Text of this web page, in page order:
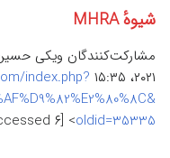
شیوهٔ MHRA
مشارکت‌کنندگان ویکی
۲۰۲۱، ‏۱۵:۳۵ UTC، <
index.php?
oldid=35335> [accessed ۶ اوت ۲۰۲۶]